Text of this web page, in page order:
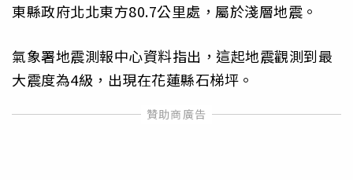
東縣政府北北東方80.7公里處，屬於淺層地震。
氣象署地震測報中心資料指出，這起地震觀測到最
大震度為4級，出現在花蓮縣石梯坪。